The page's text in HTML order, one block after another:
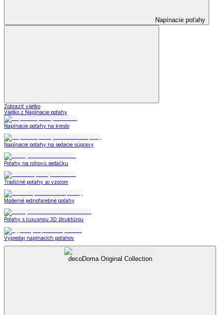
Napínacie poťahy
Zobraziť všetko
Všetko z Napínacie poťahy
Napínacie poťahy na kreslo
Napínacie poťahy na sedacie súpravy
Poťahy na rohovú sedačku
Tradičné poťahy so vzorom
Moderné jednofarebné poťahy
Poťahy s luxusnou 3D štruktúrou
Výpredaj napínacích poťahov
decoDoma Original Collection